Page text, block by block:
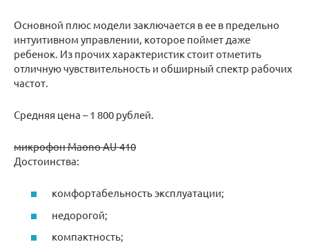
Основной плюс модели заключается в ее в предельно
интуитивном управлении, которое поймет даже
ребенок. Из прочих характеристик стоит отметить
отличную чувствительность и обширный спектр рабочих
частот.
Средняя цена – 1 800 рублей.
микрофон Maono AU-410
Достоинства:
комфортабельность эксплуатации;
недорогой;
компактность;